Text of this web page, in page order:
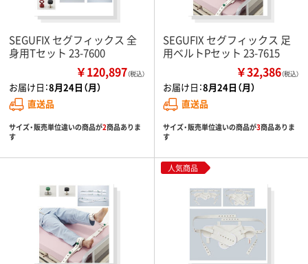
SEGUFIX セグフィックス 全
身用Tセット 23-7600
￥120,897（税込）
お届け日：8月24日（月）
直送品
サイズ・販売単位違いの商品が2商品ありま
す
SEGUFIX セグフィックス 足
用ベルトPセット 23-7615
￥32,386（税込）
お届け日：8月24日（月）
直送品
サイズ・販売単位違いの商品が3商品ありま
す
人気商品